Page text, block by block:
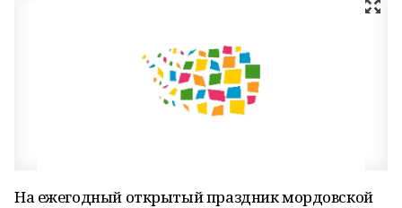
На ежегодный открытый праздник мордовской